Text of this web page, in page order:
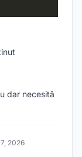
dar necesită
2026